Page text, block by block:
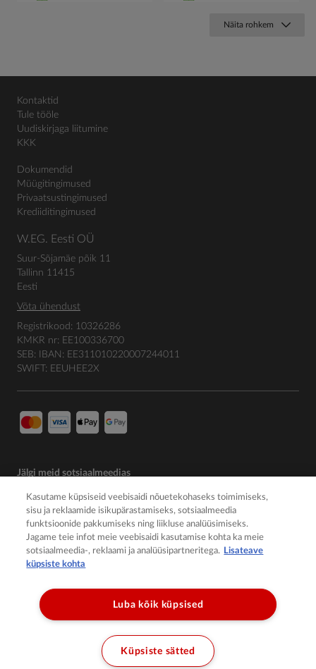
Näita rohkem
Kontaktid
Tule tööle
Uudiskirjaga liitumine
KKK
Dokumendid
Müügitingimused
Privaatsustingimused
Krediiditingimused
W.EG. Eesti OÜ
Suur-Sõjamäe põik 11
Tallinn 11415
Eesti
Võta ühendust
Registrikood: 10326286
KMKR nr: EE100336700
SEB: IBAN: EE311010220007244011
SWIFT: EEUHEE2X
Jälgi meid sotsiaalmeedias
Kasutame küpsiseid veebisaidi nõuetekohaseks toimimiseks,
sisu ja reklaamide isikupärastamiseks, sotsiaalmeedia
funktsioonide pakkumiseks ning liikluse analüüsimiseks.
Jagame teie infot meie veebisaidi kasutamise kohta ka meie
sotsiaalmeedia-, reklaami ja analüüsipartneritega. Lisateave
küpsiste kohta
Luba kõik küpsised
Küpsiste sätted